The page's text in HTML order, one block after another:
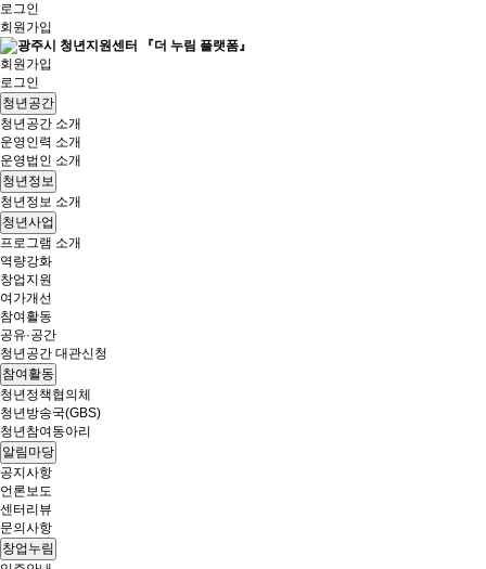
로그인
회원가입
회원가입
로그인
청년공간
청년공간 소개
운영인력 소개
운영법인 소개
청년정보
청년정보 소개
청년사업
프로그램 소개
역량강화
창업지원
여가개선
참여활동
공유·공간
청년공간 대관신청
참여활동
청년정책협의체
청년방송국(GBS)
청년참여동아리
알림마당
공지사항
언론보도
센터리뷰
문의사항
창업누림